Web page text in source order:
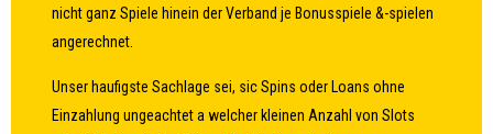
nicht ganz Spiele hinein der Verband je Bonusspiele &-spielen
angerechnet.
Unser haufigste Sachlage sei, sic Spins oder Loans ohne
Einzahlung ungeachtet a welcher kleinen Anzahl von Slots